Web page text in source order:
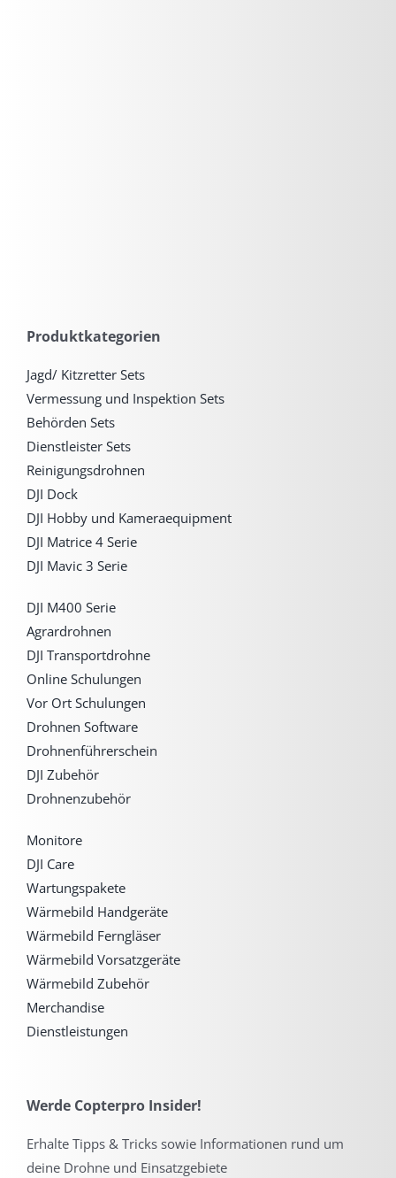
Produktkategorien
Jagd/ Kitzretter Sets
Vermessung und Inspektion Sets
Behörden Sets
Dienstleister Sets
Reinigungsdrohnen
DJI Dock
DJI Hobby und Kameraequipment
DJI Matrice 4 Serie
DJI Mavic 3 Serie
DJI M400 Serie
Agrardrohnen
DJI Transportdrohne
Online Schulungen
Vor Ort Schulungen
Drohnen Software
Drohnenführerschein
DJI Zubehör
Drohnenzubehör
Monitore
DJI Care
Wartungspakete
Wärmebild Handgeräte
Wärmebild Ferngläser
Wärmebild Vorsatzgeräte
Wärmebild Zubehör
Merchandise
Dienstleistungen
Werde Copterpro Insider!
Erhalte Tipps & Tricks sowie Informationen rund um
deine Drohne und Einsatzgebiete